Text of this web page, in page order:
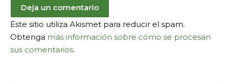
Este sitio utiliza Akismet para reducir el spam.
Obtenga más información sobre cómo se procesan
sus comentarios.